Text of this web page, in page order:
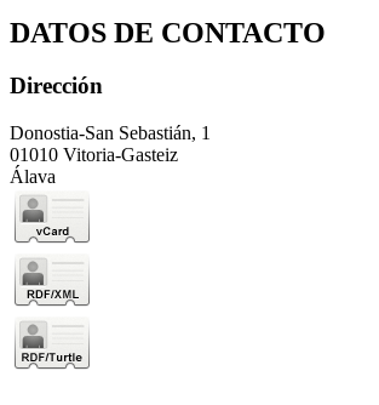
DATOS DE CONTACTO
Dirección
Donostia-San Sebastián, 1
01010 Vitoria-Gasteiz
Álava